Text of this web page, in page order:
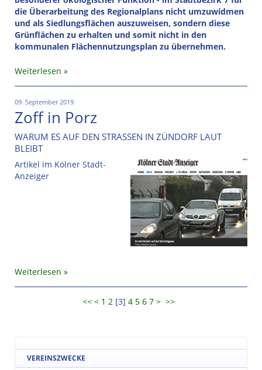
die Überarbeitung des Regionalplans nicht umzuwidmen
und als Siedlungsflächen auszuweisen, sondern diese
Grünflächen zu erhalten und somit nicht in den
kommunalen Flächennutzungsplan zu übernehmen.
Weiterlesen
09. September 2019
Zoff in Porz
WARUM ES AUF DEN STRASSEN IN ZÜNDORF LAUT
BLEIBT
Artikel im Kölner Stadt-
Anzeiger
Weiterlesen
<< < 1 2 [3] 4 5 6 7 > >>
VEREINSZWECKE